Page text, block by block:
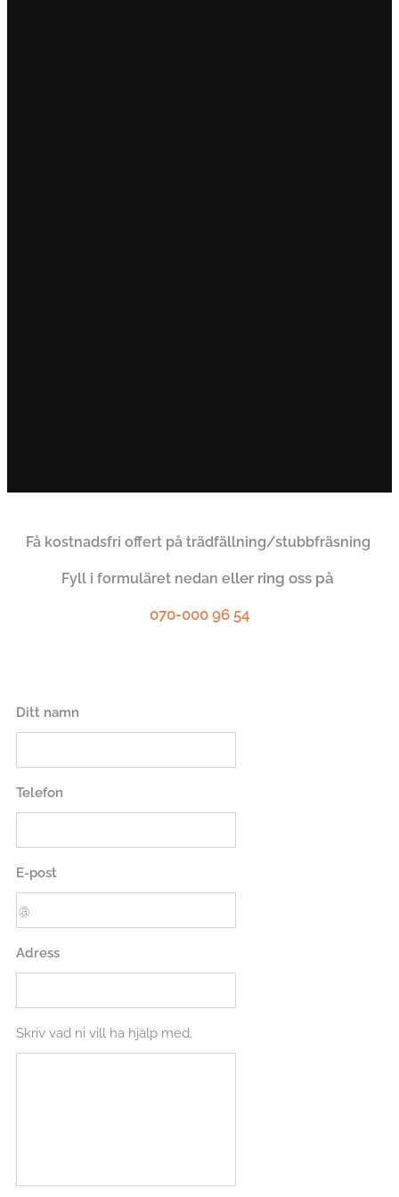
Få kostnadsfri offert på trädfällning/stubbfräsning
Fyll i formuläret nedan eller ring oss på
070-000 96 54
Ditt namn
Telefon
E-post
Adress
Skriv vad ni vill ha hjälp med.